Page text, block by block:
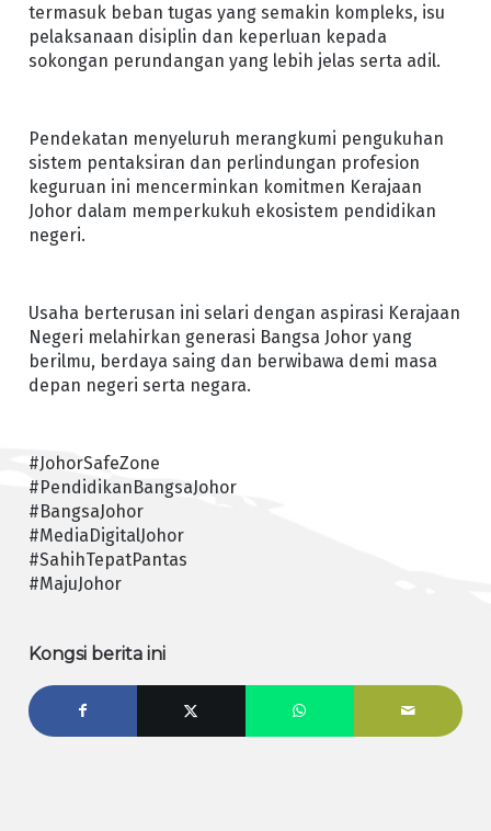
termasuk beban tugas yang semakin kompleks, isu
pelaksanaan disiplin dan keperluan kepada
sokongan perundangan yang lebih jelas serta adil.
Pendekatan menyeluruh merangkumi pengukuhan
sistem pentaksiran dan perlindungan profesion
keguruan ini mencerminkan komitmen Kerajaan
Johor dalam memperkukuh ekosistem pendidikan
negeri.
Usaha berterusan ini selari dengan aspirasi Kerajaan
Negeri melahirkan generasi Bangsa Johor yang
berilmu, berdaya saing dan berwibawa demi masa
depan negeri serta negara.
#JohorSafeZone
#PendidikanBangsaJohor
#BangsaJohor
#MediaDigitalJohor
#SahihTepatPantas
#MajuJohor
Kongsi berita ini